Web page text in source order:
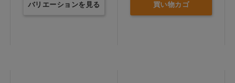
バリエーションを見る 買い物カゴ